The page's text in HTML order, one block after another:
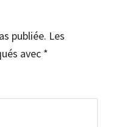
publiée. Les
avec *